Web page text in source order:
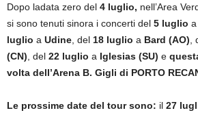
Dopo ladata zero del 4 luglio, nell’Area
si sono tenuti sinora i concerti del 5 luglio a
luglio a Udine , del 18 luglio a Bard (AO)
(CN) , del 22 luglio a Iglesias (SU) e
volta dell’Arena B. Gigli di PORTO
Le prossime date del tour sono: il 27